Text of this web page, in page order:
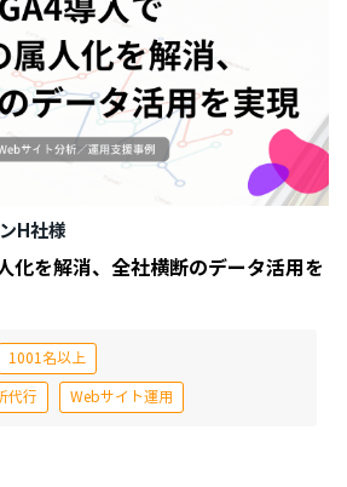
H社様
化を解消、全社横断のデータ活用を
1001名以上
代行 Webサイト運用